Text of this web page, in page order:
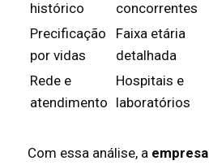
histórico
concorrentes
Precificação
por vidas
Faixa etária
detalhada
Rede e
atendimento
Hospitais e
laboratórios
Com essa análise, a empresa